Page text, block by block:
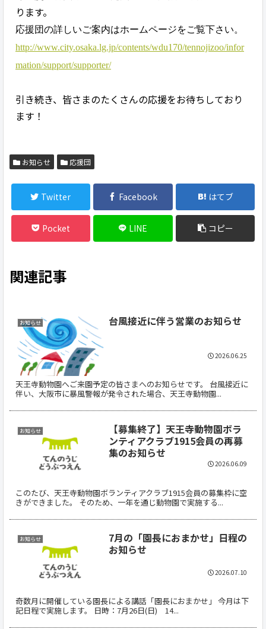
ります。
応援団の詳しいご案内はホームページをご覧下さい。
http://www.city.osaka.lg.jp/contents/wdu170/tennojizoo/infor
mation/support/supporter/
引き続き、皆さまのたくさんの応援をお待ちしており
ます！
お知らせ 応援団
Twitter Facebook はてブ
Pocket LINE コピー
関連記事
お知らせ 台風接近に伴う営業のお知らせ
天王寺動物園へご来園予定の皆さまへのお知らせです。 台風接近に
伴い、大阪市に暴風警報が発令された場合、天王寺動物園...
2026.06.25
お知らせ
【募集終了】天王寺動物園ボラ
ンティアクラブ1915会員の再募
集のお知らせ
このたび、天王寺動物園ボランティアクラブ1915会員の募集枠に空
きができました。 そのため、一年を通じ動物園で実施する...
2026.06.09
お知らせ
7月の「園長におまかせ」日程の
お知らせ
奇数月に開催している園長による講話「園長におまかせ」 今月は下
記日程で実施します。 日時：7月26日(日) 14...
2026.07.10